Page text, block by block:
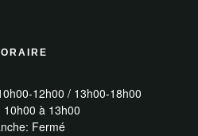
12h00 / 13h00-18h00
10h00 à 13h00
Fermé